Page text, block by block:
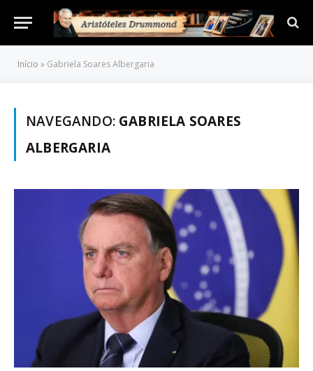
Início » Gabriela Soares Albergaria
NAVEGANDO: GABRIELA SOARES
ALBERGARIA